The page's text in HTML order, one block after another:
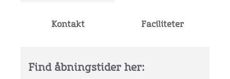
Kontakt Faciliteter
Find åbningstider her: